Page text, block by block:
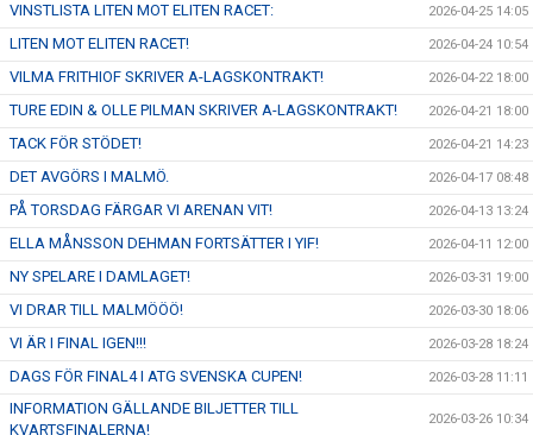
VINSTLISTA LITEN MOT ELITEN RACET: 2026-04-25 14:05
LITEN MOT ELITEN RACET! 2026-04-24 10:54
VILMA FRITHIOF SKRIVER A-LAGSKONTRAKT! 2026-04-22 18:00
TURE EDIN & OLLE PILMAN SKRIVER A-LAGSKONTRAKT! 2026-04-21 18:00
TACK FÖR STÖDET! 2026-04-21 14:23
DET AVGÖRS I MALMÖ. 2026-04-17 08:48
PÅ TORSDAG FÄRGAR VI ARENAN VIT! 2026-04-13 13:24
ELLA MÅNSSON DEHMAN FORTSÄTTER I YIF! 2026-04-11 12:00
NY SPELARE I DAMLAGET! 2026-03-31 19:00
VI DRAR TILL MALMÖÖÖ! 2026-03-30 18:06
VI ÄR I FINAL IGEN!!! 2026-03-28 18:24
DAGS FÖR FINAL4 I ATG SVENSKA CUPEN! 2026-03-28 11:11
INFORMATION GÄLLANDE BILJETTER TILL
KVARTSFINALERNA!
2026-03-26 10:34